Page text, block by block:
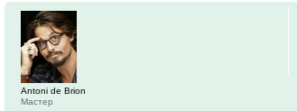
Antoni de Brion
Мастер